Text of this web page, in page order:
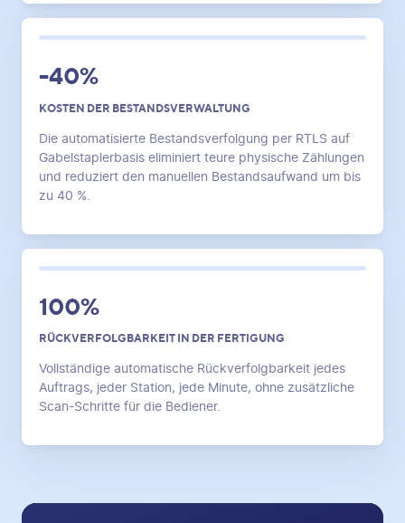
-40%
KOSTEN DER BESTANDSVERWALTUNG
Die automatisierte Bestandsverfolgung per RTLS auf
Gabelstaplerbasis eliminiert teure physische Zählungen
und reduziert den manuellen Bestandsaufwand um bis
zu 40 %.
100%
RÜCKVERFOLGBARKEIT IN DER FERTIGUNG
Vollständige automatische Rückverfolgbarkeit jedes
Auftrags, jeder Station, jede Minute, ohne zusätzliche
Scan-Schritte für die Bediener.